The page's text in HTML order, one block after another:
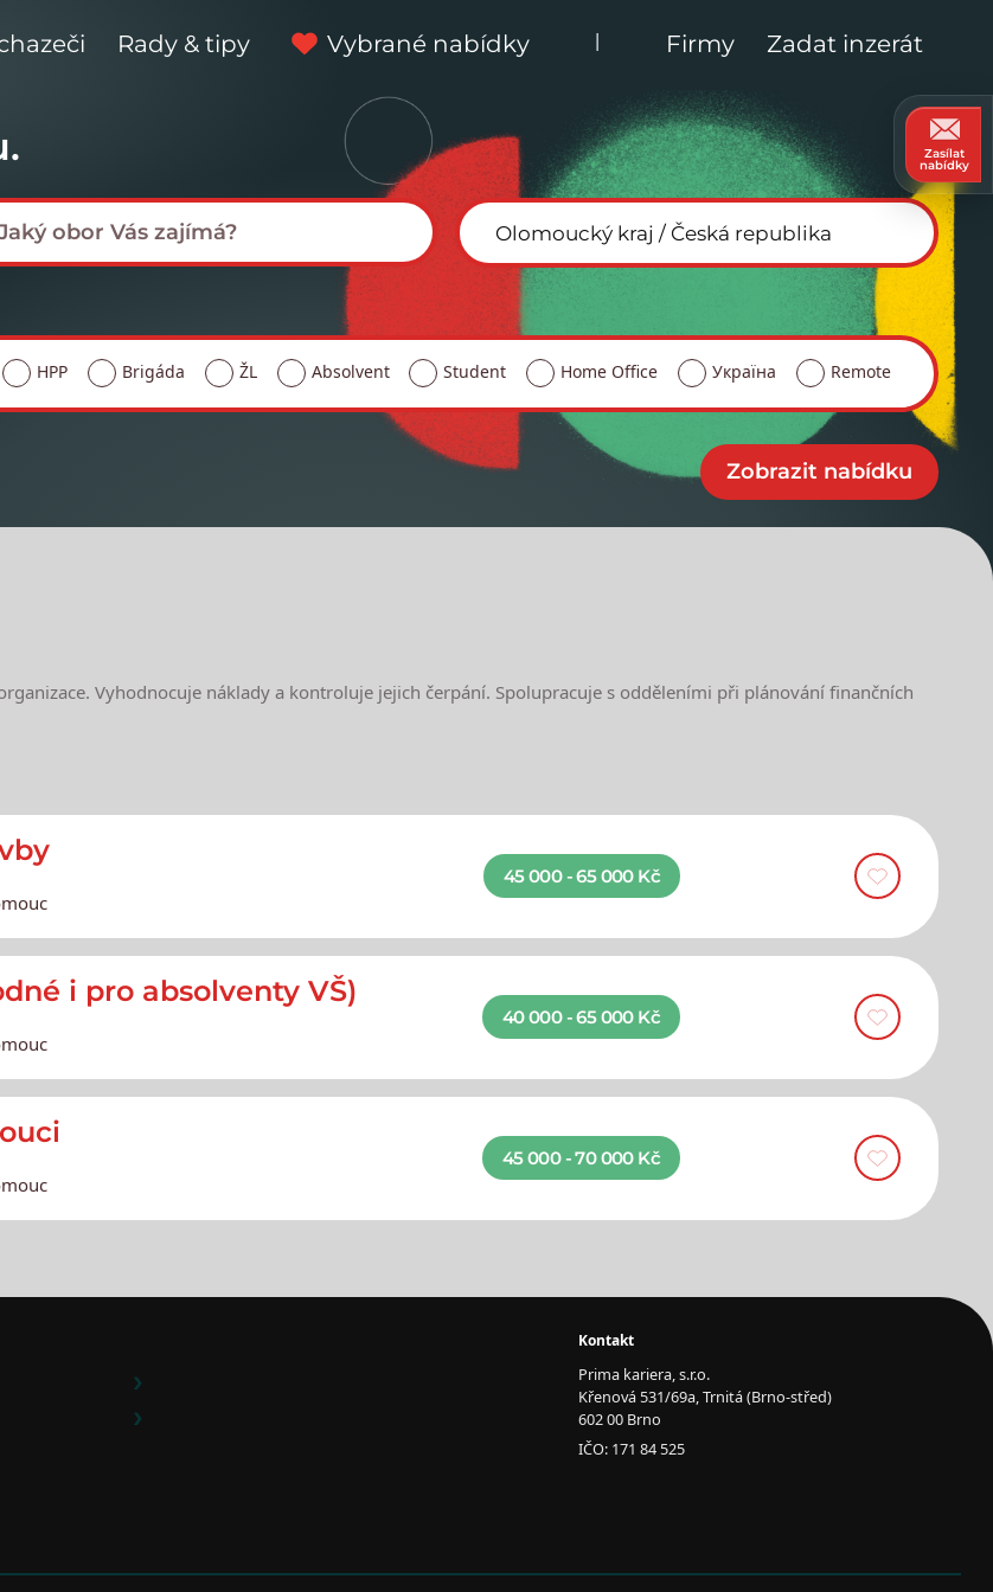
Rady & tipy Vybrané nabídky | Firmy Zadat inzerát
HPP Brigáda ŽL Absolvent Student Home Office Україна Remote
Vyhodnocuje náklady a kontroluje jejich čerpání. Spolupracuje s odděleními při plánování finančních
45 000 - 65 000 Kč
i pro absolventy VŠ)
40 000 - 65 000 Kč
45 000 - 70 000 Kč
Zasílat
nabídky
Kontakt
Prima kariera, s.r.o.
Křenová 531/69a, Trnitá (Brno-střed)
602 00 Brno
IČO: 171 84 525